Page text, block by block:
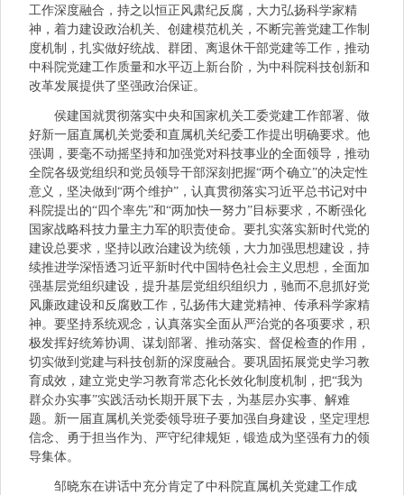
工作深度融合，持之以恒正风肃纪反腐，大力弘扬科学家精
神，着力建设政治机关、创建模范机关，不断完善党建工作制
度机制，扎实做好统战、群团、离退休干部党建等工作，推动
中科院党建工作质量和水平迈上新台阶，为中科院科技创新和
改革发展提供了坚强政治保证。
侯建国就贯彻落实中央和国家机关工委党建工作部署、做
好新一届直属机关党委和直属机关纪委工作提出明确要求。他
强调，要毫不动摇坚持和加强党对科技事业的全面领导，推动
全院各级党组织和党员领导干部深刻把握“两个确立”的决定性
意义，坚决做到“两个维护”，认真贯彻落实习近平总书记对中
科院提出的“四个率先”和“两加快一努力”目标要求，不断强化
国家战略科技力量主力军的职责使命。要扎实落实新时代党的
建设总要求，坚持以政治建设为统领，大力加强思想建设，持
续推进学深悟透习近平新时代中国特色社会主义思想，全面加
强基层党组织建设，提升基层党组织组织力，驰而不息抓好党
风廉政建设和反腐败工作，弘扬伟大建党精神、传承科学家精
神。要坚持系统观念，认真落实全面从严治党的各项要求，积
极发挥好统筹协调、谋划部署、推动落实、督促检查的作用，
切实做到党建与科技创新的深度融合。要巩固拓展党史学习教
育成效，建立党史学习教育常态化长效化制度机制，把“我为
群众办实事”实践活动长期开展下去，为基层办实事、解难
题。新一届直属机关党委领导班子要加强自身建设，坚定理想
信念、勇于担当作为、严守纪律规矩，锻造成为坚强有力的领
导集体。
邹晓东在讲话中充分肯定了中科院直属机关党建工作成